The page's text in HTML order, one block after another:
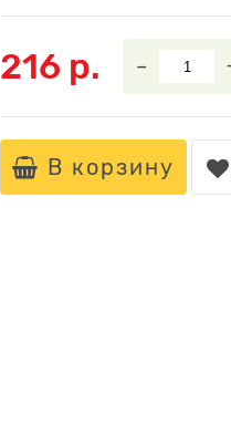
216 р. –
В корзину